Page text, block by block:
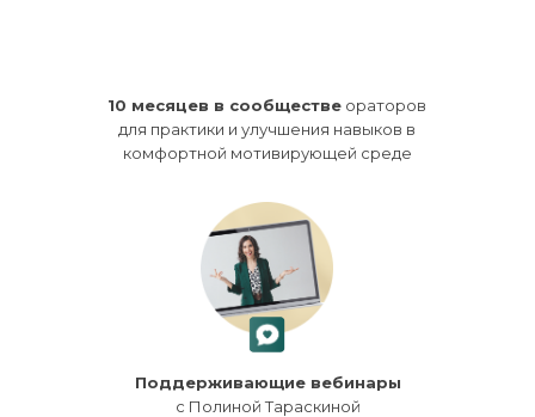
10 месяцев в сообществе ораторов
для практики и улучшения навыков в
комфортной мотивирующей среде
Поддерживающие вебинары
с Полиной Тараскиной